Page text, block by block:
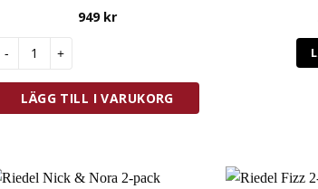
mängd
949 kr
Riedel Riesling/Zinfandel 2-pack 270-årsjubileum
LÄGG TILL I VARUKORG